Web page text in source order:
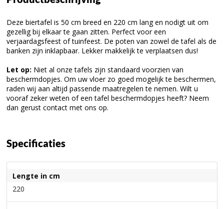
Deze biertafel is 50 cm breed en 220 cm lang en nodigt uit om
gezellig bij elkaar te gaan zitten. Perfect voor een
verjaardagsfeest of tuinfeest. De poten van zowel de tafel als de
banken zijn inklapbaar. Lekker makkelijk te verplaatsen dus!
Let op: Niet al onze tafels zijn standaard voorzien van
beschermdopjes. Om uw vloer zo goed mogelijk te beschermen,
raden wij aan altijd passende maatregelen te nemen. Wilt u
vooraf zeker weten of een tafel beschermdopjes heeft? Neem
dan gerust contact met ons op.
Specificaties
Lengte in cm
220